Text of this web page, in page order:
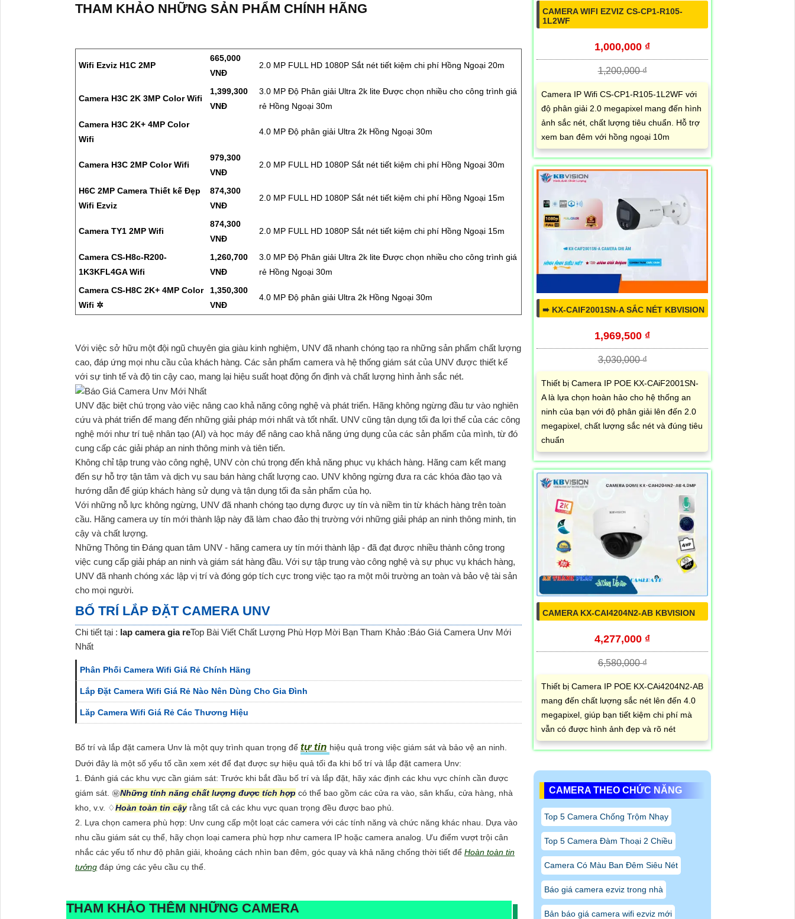
THAM KHẢO NHỮNG SẢN PHẨM CHÍNH HÃNG
Wifi Ezviz H1C 2MP
665,000
VNĐ
2.0 MP FULL HD 1080P Sắt nét tiết kiệm chi phí Hồng Ngoại 20m
Camera H3C 2K 3MP Color Wifi
1,399,300
VNĐ
3.0 MP Độ Phân giải Ultra 2k lite Được chọn nhiều cho công trình giá
rẻ Hồng Ngoại 30m
Camera H3C 2K+ 4MP Color
Wifi
4.0 MP Độ phân giải Ultra 2k Hồng Ngoại 30m
Camera H3C 2MP Color Wifi
979,300
VNĐ
2.0 MP FULL HD 1080P Sắt nét tiết kiệm chi phí Hồng Ngoại 30m
H6C 2MP Camera Thiết kế Đẹp
Wifi Ezviz
874,300
VNĐ
2.0 MP FULL HD 1080P Sắt nét tiết kiệm chi phí Hồng Ngoại 15m
Camera TY1 2MP Wifi
874,300
VNĐ
2.0 MP FULL HD 1080P Sắt nét tiết kiệm chi phí Hồng Ngoại 15m
Camera CS-H8c-R200-
1K3KFL4GA Wifi
1,260,700
VNĐ
3.0 MP Độ Phân giải Ultra 2k lite Được chọn nhiều cho công trình giá
rẻ Hồng Ngoại 30m
Camera CS-H8C 2K+ 4MP Color
Wifi ✲
1,350,300
VNĐ
4.0 MP Độ phân giải Ultra 2k Hồng Ngoại 30m
Với việc sở hữu một đội ngũ chuyên gia giàu kinh nghiệm, UNV đã nhanh chóng tạo ra những sản phẩm chất lượng
cao, đáp ứng mọi nhu cầu của khách hàng. Các sản phẩm camera và hệ thống giám sát của UNV được thiết kế
với sự tinh tế và độ tin cậy cao, mang lại hiệu suất hoạt động ổn định và chất lượng hình ảnh sắc nét.
UNV đặc biệt chú trọng vào việc nâng cao khả năng công nghệ và phát triển. Hãng không ngừng đầu tư vào nghiên
cứu và phát triển để mang đến những giải pháp mới nhất và tốt nhất. UNV cũng tận dụng tối đa lợi thế của các công
nghệ mới như trí tuệ nhân tạo (AI) và học máy để nâng cao khả năng ứng dụng của các sản phẩm của mình, từ đó
cung cấp các giải pháp an ninh thông minh và tiên tiến.
Không chỉ tập trung vào công nghệ, UNV còn chú trọng đến khả năng phục vụ khách hàng. Hãng cam kết mang
đến sự hỗ trợ tận tâm và dịch vụ sau bán hàng chất lượng cao. UNV không ngừng đưa ra các khóa đào tạo và
hướng dẫn để giúp khách hàng sử dụng và tận dụng tối đa sản phẩm của họ.
Với những nỗ lực không ngừng, UNV đã nhanh chóng tạo dựng được uy tín và niềm tin từ khách hàng trên toàn
cầu. Hãng camera uy tín mới thành lập này đã làm chao đảo thị trường với những giải pháp an ninh thông minh, tin
cậy và chất lượng.
Những Thông tin Đáng quan tâm UNV - hãng camera uy tín mới thành lập - đã đạt được nhiều thành công trong
việc cung cấp giải pháp an ninh và giám sát hàng đầu. Với sự tập trung vào công nghệ và sự phục vụ khách hàng,
UNV đã nhanh chóng xác lập vị trí và đóng góp tích cực trong việc tạo ra một môi trường an toàn và bảo vệ tài sản
cho mọi người.
BỐ TRÍ LẮP ĐẶT CAMERA UNV
Chi tiết tại : lap camera gia reTop Bài Viết Chất Lượng Phù Hợp Mời Bạn Tham Khảo :Báo Giá Camera Unv Mới
Nhất
Phân Phối Camera Wifi Giá Rẻ Chính Hãng
Lắp Đặt Camera Wifi Giá Rẻ Nào Nên Dùng Cho Gia Đình
Lăp Camera Wifi Giá Rẻ Các Thương Hiệu
Bố trí và lắp đặt camera Unv là một quy trình quan trọng để tự tin hiệu quả trong việc giám sát và bảo vệ an ninh.
Dưới đây là một số yếu tố cần xem xét để đạt được sự hiệu quả tối đa khi bố trí và lắp đặt camera Unv:
1. Đánh giá các khu vực cần giám sát: Trước khi bắt đầu bố trí và lắp đặt, hãy xác định các khu vực chính cần được
giám sát. ㊙️Những tính năng chất lượng được tích hợp có thể bao gồm các cửa ra vào, sân khấu, cửa hàng, nhà
kho, v.v. ♢Hoàn toàn tin cậyrằng tất cả các khu vực quan trọng đều được bao phủ.
2. Lựa chọn camera phù hợp: Unv cung cấp một loạt các camera với các tính năng và chức năng khác nhau. Dựa vào
nhu cầu giám sát cụ thể, hãy chọn loại camera phù hợp như camera IP hoặc camera analog. Ưu điểm vượt trội cân
nhắc các yếu tố như độ phân giải, khoảng cách nhìn ban đêm, góc quay và khả năng chống thời tiết để Hoàn toàn tin
tưởng đáp ứng các yêu cầu cụ thể.
THAM KHẢO THÊM NHỮNG CAMERA
CAMERA WIFI EZVIZ CS-CP1-R105-
1L2WF
1,000,000 ₫
1,200,000 ₫
Camera IP Wifi CS-CP1-R105-1L2WF với
độ phân giải 2.0 megapixel mang đến hình
ảnh sắc nét, chất lượng tiêu chuẩn. Hỗ trợ
xem ban đêm với hồng ngoại 10m
➠ KX-CAIF2001SN-A SẮC NÉT KBVISION
1,969,500 ₫
3,030,000 ₫
Thiết bị Camera IP POE KX-CAiF2001SN-
A là lựa chọn hoàn hảo cho hệ thống an
ninh của bạn với độ phân giải lên đến 2.0
megapixel, chất lượng sắc nét và đúng tiêu
chuẩn
CAMERA KX-CAI4204N2-AB KBVISION
4,277,000 ₫
6,580,000 ₫
Thiết bị Camera IP POE KX-CAi4204N2-AB
mang đến chất lượng sắc nét lên đến 4.0
megapixel, giúp bạn tiết kiệm chi phí mà
vẫn có được hình ảnh đẹp và rõ nét
CAMERA THEO CHỨC NĂNG
Top 5 Camera Chống Trộm Nhạy
Top 5 Camera Đàm Thoại 2 Chiều
Camera Có Màu Ban Đêm Siêu Nét
Báo giá camera ezviz trong nhà
Bản báo giá camera wifi ezviz mới